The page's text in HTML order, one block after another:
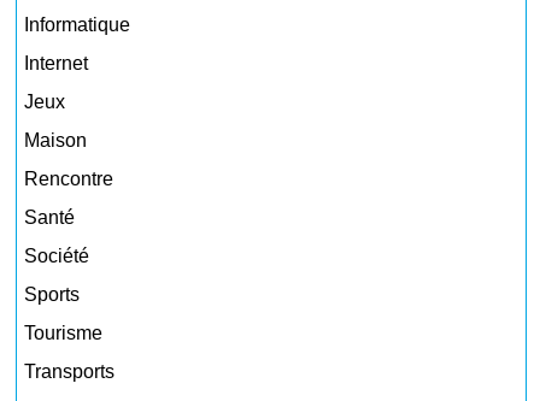
Informatique
Internet
Jeux
Maison
Rencontre
Santé
Société
Sports
Tourisme
Transports